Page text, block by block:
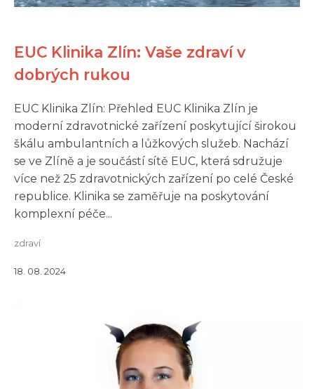
EUC Klinika Zlín: Vaše zdraví v
dobrých rukou
EUC Klinika Zlín: Přehled EUC Klinika Zlín je
moderní zdravotnické zařízení poskytující širokou
škálu ambulantních a lůžkových služeb. Nachází
se ve Zlíně a je součástí sítě EUC, která sdružuje
více než 25 zdravotnických zařízení po celé České
republice. Klinika se zaměřuje na poskytování
komplexní péče...
zdraví
18. 08. 2024